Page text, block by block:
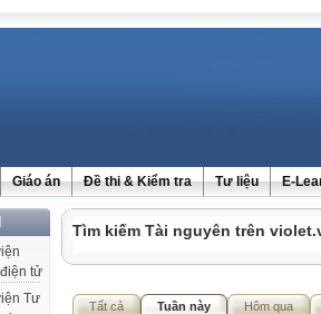
Giáo án Đề thi & Kiểm tra Tư liệu E-
Tìm kiếm Tài nguyên trên
Tất cả Tuần này Hôm qua